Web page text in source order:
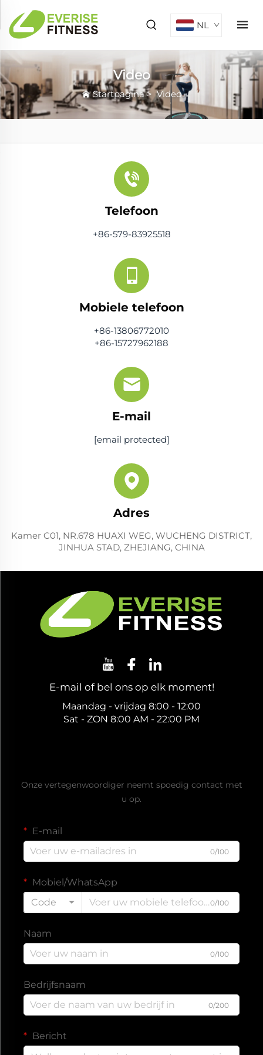
NL
Video
Startpagina>Video
Telefoon
+86-579-83925518
Mobiele telefoon
+86-13806772010
+86-15727962188
E-mail
[email protected]
Adres
Kamer C01, NR.678 HUAXI WEG, WUCHENG DISTRICT,
JINHUA STAD, ZHEJIANG, CHINA
E-mail of bel ons op elk moment!
Maandag - vrijdag 8:00 - 12:00
Sat - ZON 8:00 AM - 22:00 PM
Onze vertegenwoordiger neemt spoedig contact met
u op.
E-mail
0/100
Mobiel/WhatsApp
Code
0/100
Naam
0/100
Bedrijfsnaam
0/200
Bericht